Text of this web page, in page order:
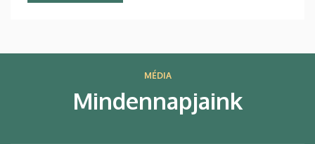
MÉDIA
Mindennapjaink